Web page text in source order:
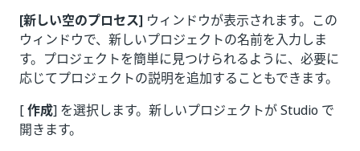
[新しい空のプロセス] ウィンドウが表示されます。この
ウィンドウで、新しいプロジェクトの名前を入力しま
す。プロジェクトを簡単に見つけられるように、必要に
応じてプロジェクトの説明を追加することもできます。
[作成] を選択します。新しいプロジェクトが Studio で
開きます。